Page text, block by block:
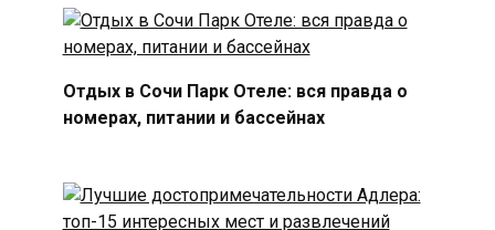
Отдых в Сочи Парк Отеле: вся правда о
номерах, питании и бассейнах